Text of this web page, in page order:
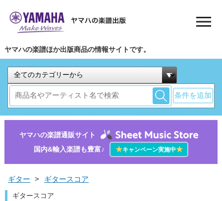
ヤマハの楽譜ほか出版商品の情報サイトです。
条件を追加
ヤマハの楽譜通販サイト
国内&輸入楽譜も豊富♪
★キャンペーン実施中★
ギター > ギタースコア
ギタースコア